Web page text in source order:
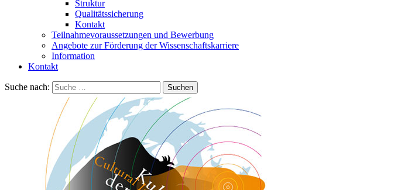
Struktur
Qualitätssicherung
Kontakt
Teilnahmevoraussetzungen und Bewerbung
Angebote zur Förderung der Wissenschaftskarriere
Information
Kontakt
Suche nach: Suchen